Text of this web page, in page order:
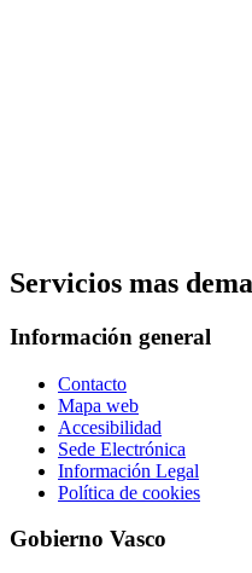
Servicios mas
Información general
Contacto
Mapa web
Accesibilidad
Sede Electrónica
Información Legal
Política de cookies
Gobierno Vasco